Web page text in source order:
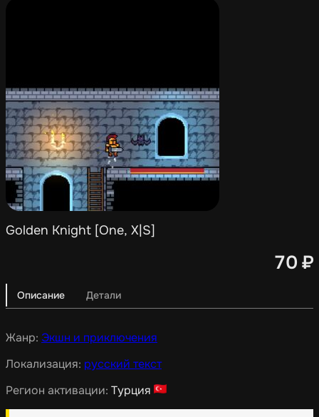
Golden Knight [One, X|S]
70 ₽
Описание Детали
Жанр: Экшн и приключения
Локализация: русский текст
Регион активации: Турция